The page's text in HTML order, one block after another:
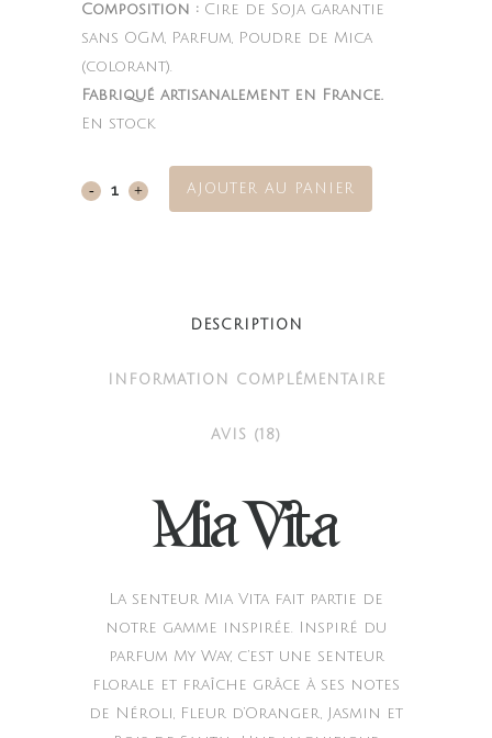
Composition : Cire de Soja garantie
sans OGM, Parfum, Poudre de Mica
(colorant).
Fabriqué artisanalement en France.
En stock
Mia AJOUTER AU PANIER
DESCRIPTION
INFORMATION COMPLÉMENTAIRE
AVIS (18)
Mia Vita
La senteur Mia Vita fait partie de
notre gamme inspirée. Inspiré du
parfum My Way, c’est une senteur
florale et fraîche grâce à ses notes
de Néroli, Fleur d’Oranger, Jasmin et